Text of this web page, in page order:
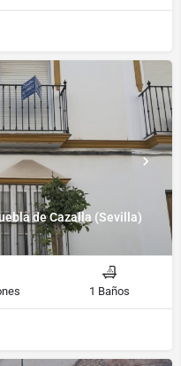
de Cazalla (Sevilla)
1 Baños